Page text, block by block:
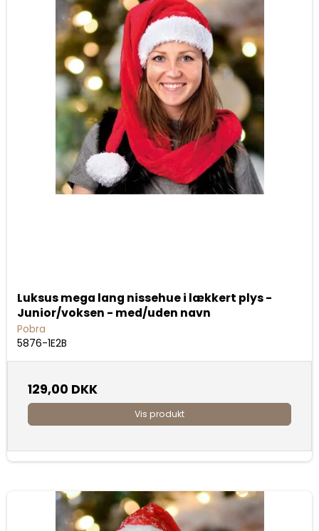
Luksus mega lang nissehue i lækkert plys -
Junior/voksen - med/uden navn
Pobra
5876-1E2B
129,00 DKK
Vis produkt